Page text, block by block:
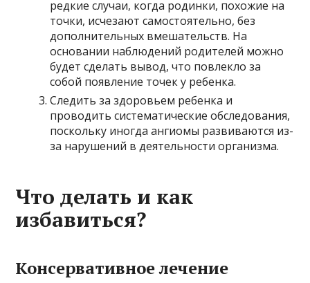
редкие случаи, когда родинки, похожие на
точки, исчезают самостоятельно, без
дополнительных вмешательств. На
основании наблюдений родителей можно
будет сделать вывод, что повлекло за
собой появление точек у ребенка.
Следить за здоровьем ребенка и
проводить систематические обследования,
поскольку иногда ангиомы развиваются из-
за нарушений в деятельности организма.
Что делать и как
избавиться?
Консервативное лечение